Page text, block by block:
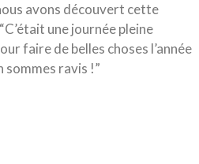
avons découvert cette
une journée pleine
faire de belles choses l’année
sommes ravis !”